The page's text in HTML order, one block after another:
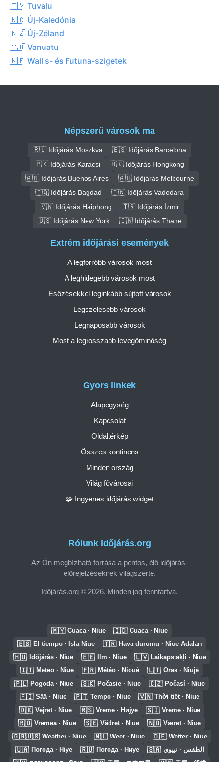
🇹🇻 Tuvalu
🇳🇨 Új-Kaledónia
🇳🇿 Új-Zéland
🇻🇺 Vanuatu
🇼🇫 Wallis- és Futuna-szigetek
Népszerű városok ma
🇷🇺 Időjárás Moszkva
🇪🇸 Időjárás Barcelona
🇵🇰 Időjárás Karacsi
🇭🇰 Időjárás Hongkong
🇦🇷 Időjárás Buenos Aires
🇦🇺 Időjárás Melbourne
🇮🇶 Időjárás Bagdad
🇮🇳 Időjárás Vadodara
🇻🇳 Időjárás Haiphong
🇹🇷 Időjárás İzmir
🇺🇸 Időjárás New York
🇮🇳 Időjárás Thāne
Rólunk Időjárás.org
Az Ön megbízható forrása a pontos, élő időjárás-
előrejelzéseknek világszerte.
Időjárás.org © 2026. Minden jog fenntartva.
Gyors linkek
Alapegység
Kapcsolat
Oldaltérkép
Összes kontinens
Minden ország
Világ fővárosai
🧩 Ingyenes időjárás widget
Extrém időjárási események
A legforróbb városok most
A leghidegebb városok most
Esőzésekkel leginkább sújtott városok
Legszelesebb városok
Legnaposabb városok
Most a legrosszabb levegőminőség
🇲🇾 Cuaca · Niue 🇮🇩 Cuaca · Niue
🇪🇸 El tiempo · Isla Niue 🇹🇷 Hava durumu · Niue Adaları
🇭🇺 Időjárás · Niue 🇪🇪 Ilm · Niue 🇱🇻 Laikapstākļi · Niue
🇮🇹 Meteo · Niue 🇫🇷 Météo · Nioué 🇱🇹 Oras · Niujė
🇵🇱 Pogoda · Niue 🇸🇰 Počasie · Niue 🇨🇿 Počasí · Niue
🇫🇮 Sää · Niue 🇵🇹 Tempo · Niue 🇻🇳 Thời tiết · Niue
🇩🇰 Vejret · Niue 🇷🇸 Vreme · Нијуе 🇸🇮 Vreme · Niue
🇷🇴 Vremea · Niue 🇸🇪 Vädret · Niue 🇳🇴 Været · Niue
🇬🇧🇺🇸 Weather · Niue 🇳🇱 Weer · Niue 🇩🇪 Wetter · Niue
🇺🇦 Погода · Ніуе 🇷🇺 Погода · Ниуе 🇸🇦 الطقس · نييوي